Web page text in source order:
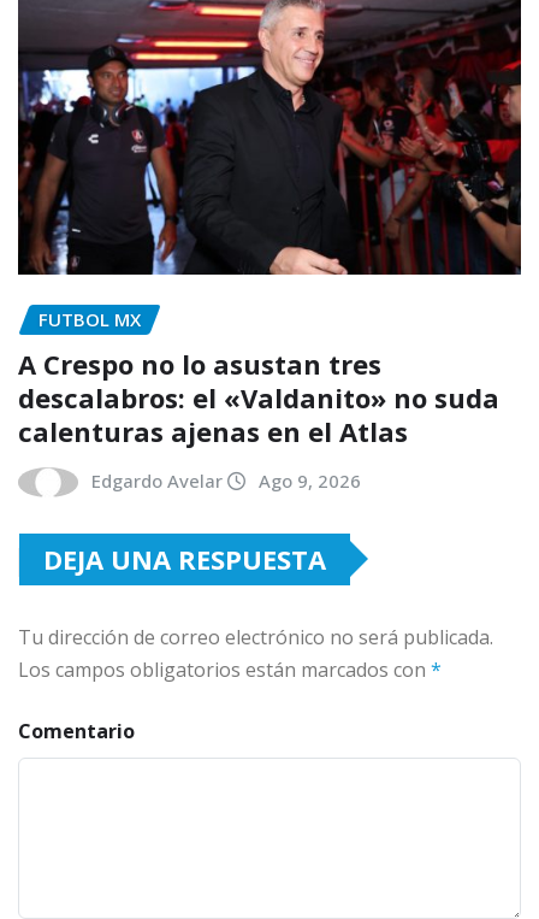
FUTBOL MX
A Crespo no lo asustan tres
descalabros: el «Valdanito» no suda
calenturas ajenas en el Atlas
Edgardo Avelar Ago 9, 2026
DEJA UNA RESPUESTA
Tu dirección de correo electrónico no será publicada.
Los campos obligatorios están marcados con *
Comentario